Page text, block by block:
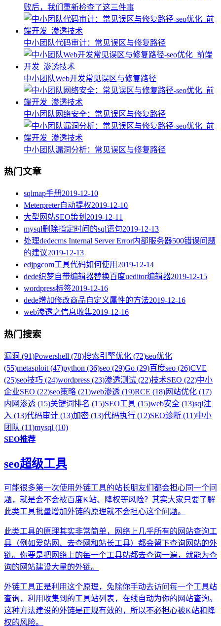
败后，我们重新检查了这三件事
中小团队代码审计：常见误区与修复路径
中小团队Web开发常见误区与修复路径
中小团队网络安全：常见误区与修复路径
中小团队漏洞分析：常见误区与修复路径
热门文章
sqlmap手册2019-12-10
Meterpreter自动提权2019-12-10
大型网站SEO策划 2019-12-11
mysql删除指定时间的sql语句2019-12-13
处理dedecms Internal Server Error内部服务器500错误问题
的建议2019-12-13
edjpgcom工具代码如何使用 2019-12-14
dede织梦自带编辑器替换百度ueditor编辑器2019-12-15
wordpress标签2019-12-16
dede增加修改商品自定义属性的方法2019-12-16
web渗透之信息收集2019-12-16
热门搜索
漏洞 (91)Powershell (78)搜索引擎优化 (72)seo优化
(55)metasploit (47)python (36)seo (29)Go (29)百度seo (26)CVE
(25)seo技巧 (24)wordpress (23)渗透测试 (22)技术SEO (22)中小
企业SEO (22)seo策略 (21)web渗透 (19)RCE (18)网站优化 (17)
内网渗透 (15)关键词排名 (15)SEO工具 (15)web安全 (13)sql注
入 (13)代码审计 (13)加密 (13)代码执行 (12)SEO诊断 (11)中小
团队 (11)mysql (10)
SEO推荐
seo超级工具
可能很多第一次使用外链工具的站长朋友们都会担心同一个问
题，就是会不会被百度K站、降权等风险？其实大家只要了解
此类工具批量增加外链的原理就不会担心这个问题。
此类工具的原理其实非常简单，网络上几乎所有的网站查询工
具（例如爱站网、去查网和站长工具）都会留下查询网站的外
链。你要是把网络上的每一个工具站都去查询一遍，就能为查
询的网站建设大量的外链。
外链工具正是利用这个原理，免除你手动去访问每一个工具站
查询，利用收集到的工具站列表，在线自动为你的网站查询。
这种方法建设的外链是正规有效的，所以不必担心被K站和降
权的风险。